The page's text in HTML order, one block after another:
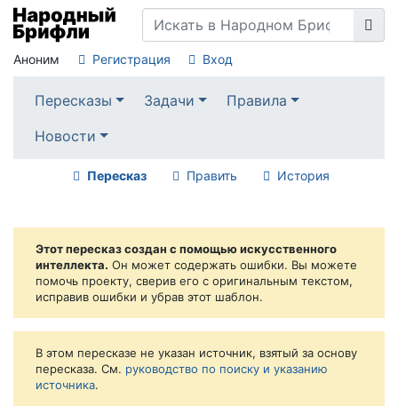
Аноним Регистрация Вход
Пересказы Задачи
Правила
Новости
Пересказ Править История
Этот пересказ создан с помощью искусственного
интеллекта. Он может содержать ошибки. Вы можете
помочь проекту, сверив его с оригинальным текстом,
исправив ошибки и убрав этот шаблон.
В этом пересказе не указан источник, взятый за основу
пересказа. См. руководство по поиску и указанию
источника.